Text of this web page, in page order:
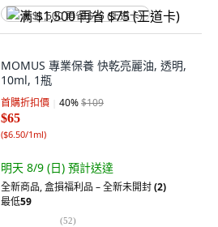
满 $1,500 再省 $75 (王道卡)
MOMUS 專業保養 快乾亮麗油, 透明,
10ml, 1瓶
首購折扣價 40%$109
$65
($6.50/1ml)
明天 8/9 (日) 預計送達
全新商品,盒損福利品 – 全新未開封(2)
最低59
(52)